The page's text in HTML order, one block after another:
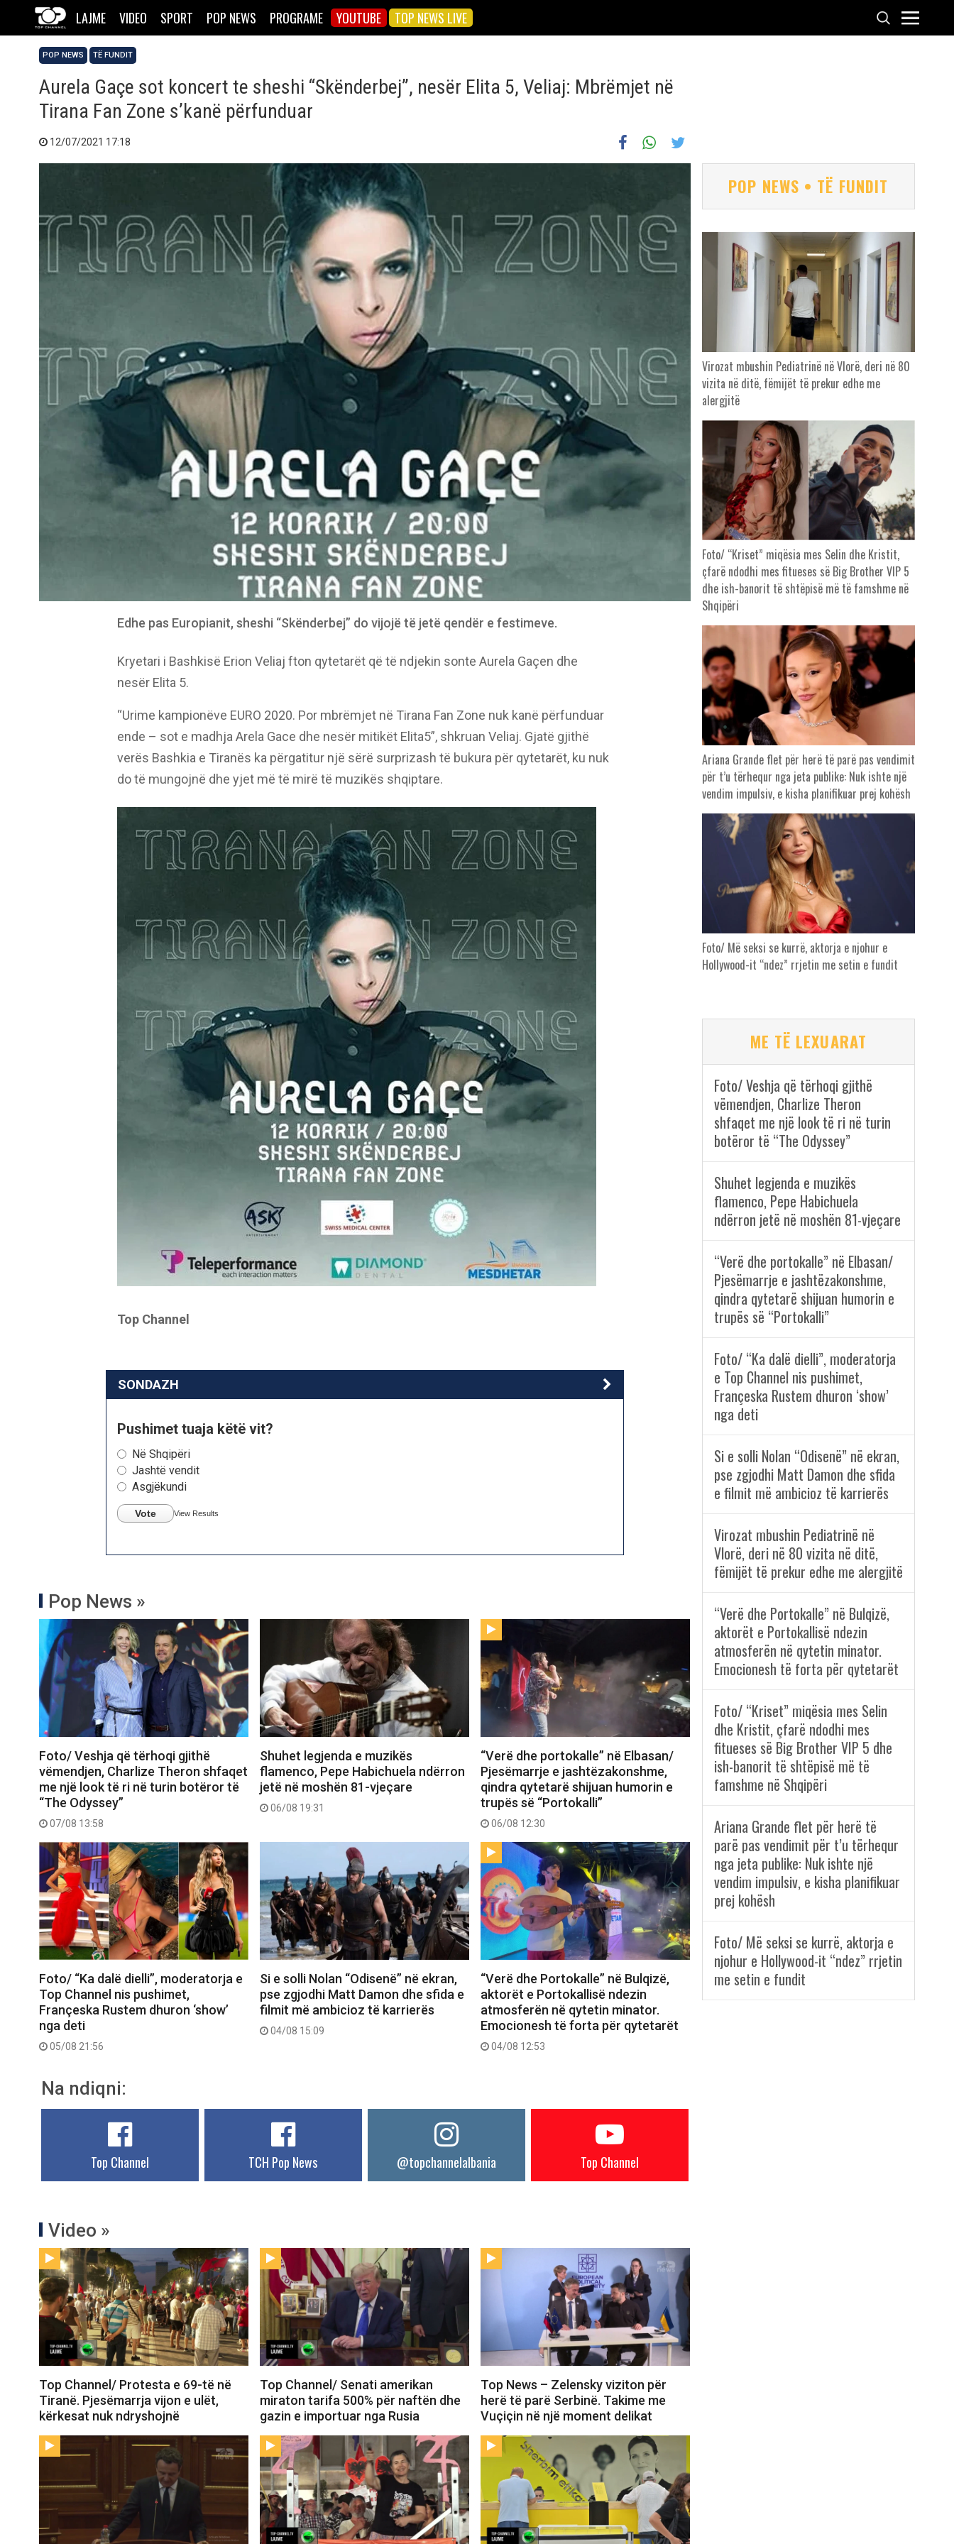
LAJME VIDEO SPORT POP NEWS PROGRAME YOUTUBE TOP NEWS LIVE
POP NEWS TË FUNDIT
Aurela Gaçe sot koncert te sheshi “Skënderbej”, nesër Elita 5, Veliaj: Mbrëmjet në
Tirana Fan Zone s’kanë përfunduar
12/07/2021 17:18
Edhe pas Europianit, sheshi “Skënderbej” do vijojë të jetë qendër e festimeve.
Kryetari i Bashkisë Erion Veliaj fton qytetarët që të ndjekin sonte Aurela Gaçen dhe
nesër Elita 5.
“Urime kampionëve EURO 2020. Por mbrëmjet në Tirana Fan Zone nuk kanë përfunduar
ende – sot e madhja Arela Gace dhe nesër mitikët Elita5”, shkruan Veliaj. Gjatë gjithë
verës Bashkia e Tiranës ka përgatitur një sërë surprizash të bukura për qytetarët, ku nuk
do të mungojnë dhe yjet më të mirë të muzikës shqiptare.
Top Channel
SONDAZH
Pushimet tuaja këtë vit?
Në Shqipëri
Jashtë vendit
Asgjëkundi
Vote View Results
Pop News »
Foto/ Veshja që tërhoqi gjithë
vëmendjen, Charlize Theron shfaqet
me një look të ri në turin botëror të
“The Odyssey”
07/08 13:58
Shuhet legjenda e muzikës
flamenco, Pepe Habichuela ndërron
jetë në moshën 81-vjeçare
06/08 19:31
“Verë dhe portokalle” në Elbasan/
Pjesëmarrje e jashtëzakonshme,
qindra qytetarë shijuan humorin e
trupës së “Portokalli”
06/08 12:30
Foto/ “Ka dalë dielli”, moderatorja e
Top Channel nis pushimet,
Françeska Rustem dhuron ‘show’
nga deti
05/08 21:56
Si e solli Nolan “Odisenë” në ekran,
pse zgjodhi Matt Damon dhe sfida e
filmit më ambicioz të karrierës
04/08 15:09
“Verë dhe Portokalle” në Bulqizë,
aktorët e Portokallisë ndezin
atmosferën në qytetin minator.
Emocionesh të forta për qytetarët
04/08 12:53
Na ndiqni:
Top Channel TCH Pop News @topchannelalbania Top Channel
Video »
Top Channel/ Protesta e 69-të në
Tiranë. Pjesëmarrja vijon e ulët,
kërkesat nuk ndryshojnë
Top Channel/ Senati amerikan
miraton tarifa 500% për naftën dhe
gazin e importuar nga Rusia
Top News – Zelensky viziton për
herë të parë Serbinë. Takime me
Vuçiçin në një moment delikat
POP NEWS • TË FUNDIT
Virozat mbushin Pediatrinë në Vlorë, deri në 80
vizita në ditë, fëmijët të prekur edhe me
alergjitë
Foto/ “Kriset” miqësia mes Selin dhe Kristit,
çfarë ndodhi mes fitueses së Big Brother VIP 5
dhe ish-banorit të shtëpisë më të famshme në
Shqipëri
Ariana Grande flet për herë të parë pas vendimit
për t’u tërhequr nga jeta publike: Nuk ishte një
vendim impulsiv, e kisha planifikuar prej kohësh
Foto/ Më seksi se kurrë, aktorja e njohur e
Hollywood-it “ndez” rrjetin me setin e fundit
ME TË LEXUARAT
Foto/ Veshja që tërhoqi gjithë
vëmendjen, Charlize Theron
shfaqet me një look të ri në turin
botëror të “The Odyssey”
Shuhet legjenda e muzikës
flamenco, Pepe Habichuela
ndërron jetë në moshën 81-vjeçare
“Verë dhe portokalle” në Elbasan/
Pjesëmarrje e jashtëzakonshme,
qindra qytetarë shijuan humorin e
trupës së “Portokalli”
Foto/ “Ka dalë dielli”, moderatorja
e Top Channel nis pushimet,
Françeska Rustem dhuron ‘show’
nga deti
Si e solli Nolan “Odisenë” në ekran,
pse zgjodhi Matt Damon dhe sfida
e filmit më ambicioz të karrierës
Virozat mbushin Pediatrinë në
Vlorë, deri në 80 vizita në ditë,
fëmijët të prekur edhe me alergjitë
“Verë dhe Portokalle” në Bulqizë,
aktorët e Portokallisë ndezin
atmosferën në qytetin minator.
Emocionesh të forta për qytetarët
Foto/ “Kriset” miqësia mes Selin
dhe Kristit, çfarë ndodhi mes
fitueses së Big Brother VIP 5 dhe
ish-banorit të shtëpisë më të
famshme në Shqipëri
Ariana Grande flet për herë të
parë pas vendimit për t’u tërhequr
nga jeta publike: Nuk ishte një
vendim impulsiv, e kisha planifikuar
prej kohësh
Foto/ Më seksi se kurrë, aktorja e
njohur e Hollywood-it “ndez” rrjetin
me setin e fundit